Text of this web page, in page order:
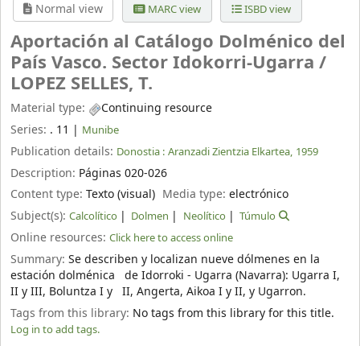
Normal view MARC view ISBD view
Aportación al Catálogo Dolménico del
País Vasco. Sector Idokorri-Ugarra /
LOPEZ SELLES, T.
Material type:
Continuing resource
Series: . 11 | Munibe
Publication details: Donostia : Aranzadi Zientzia Elkartea, 1959
Description: Páginas 020-026
Content type: Texto (visual) Media type:electrónico
Subject(s): Calcolítico Dolmen Neolítico Túmulo
Online resources: Click here to access online
Summary: Se describen y localizan nueve dólmenes en la
estación dolménica de Idorroki - Ugarra (Navarra): Ugarra I,
II y III, Boluntza I y II, Angerta, Aikoa I y II, y Ugarron.
Tags from this library: No tags from this library for this title.
Log in to add tags.